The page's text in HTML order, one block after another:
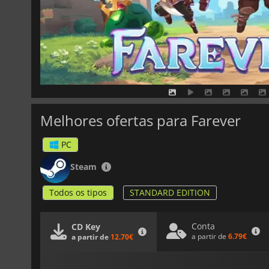
Melhores ofertas para Farever
PC
Steam
Todos os tipos STANDARD EDITION
CD Key
a partir de 12.70€
Conta
a partir de 6.79€